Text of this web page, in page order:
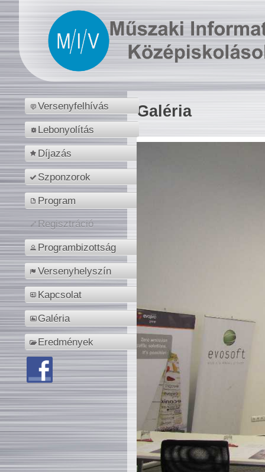
Versenyfelhívás
Lebonyolítás
Díjazás
Szponzorok
Program
Regisztráció
Programbizottság
Versenyhelyszín
Kapcsolat
Galéria
Eredmények
Galéria